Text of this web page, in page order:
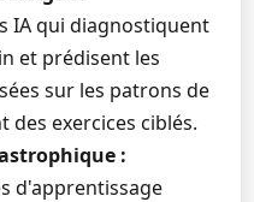
IA qui diagnostiquent
et prédisent les
sur les patrons de
exercices ciblés.
:
d'apprentissage